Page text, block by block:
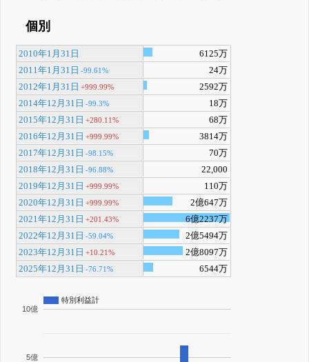
個別
2010年1月31日
6125万
2011年1月31日 -99.61%
24万
2012年1月31日 +999.99%
2592万
2014年12月31日 -99.3%
18万
2015年12月31日 +280.11%
68万
2016年12月31日 +999.99%
3814万
2017年12月31日 -98.15%
70万
2018年12月31日 -96.88%
22,000
2019年12月31日 +999.99%
110万
2020年12月31日 +999.99%
2億647万
2021年12月31日 +201.43%
6億2237万
2022年12月31日 -59.04%
2億5494万
2023年12月31日 +10.21%
2億8097万
2025年12月31日 -76.71% 6544万
特別利益計
5億
10億